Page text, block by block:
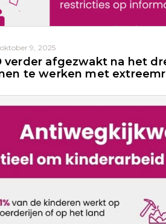
oktober 9, 2025
verder afgezwakt na het
te werken met